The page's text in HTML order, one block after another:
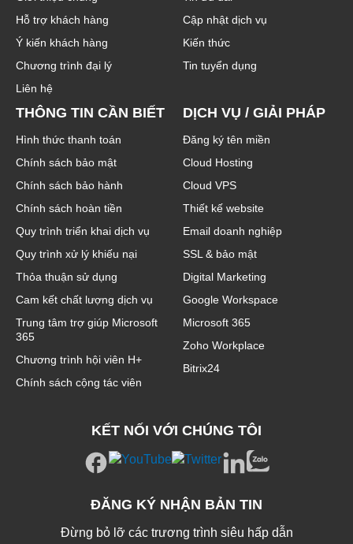
Hỗ trợ khách hàng
Ý kiến khách hàng
Chương trình đại lý
Liên hệ
Cập nhật dịch vụ
Kiến thức
Tin tuyển dụng
THÔNG TIN CẦN BIẾT
Hình thức thanh toán
Chính sách bảo mật
Chính sách bảo hành
Chính sách hoàn tiền
Quy trình triển khai dịch vụ
Quy trình xử lý khiếu nại
Thỏa thuận sử dụng
Cam kết chất lượng dịch vụ
Trung tâm trợ giúp Microsoft
365
Chương trình hội viên H+
Chính sách cộng tác viên
DỊCH VỤ / GIẢI PHÁP
Đăng ký tên miền
Cloud Hosting
Cloud VPS
Thiết kế website
Email doanh nghiệp
SSL & bảo mật
Digital Marketing
Google Workspace
Microsoft 365
Zoho Workplace
Bitrix24
KẾT NỐI VỚI CHÚNG TÔI
ĐĂNG KÝ NHẬN BẢN TIN
Đừng bỏ lỡ các trương trình siêu hấp dẫn